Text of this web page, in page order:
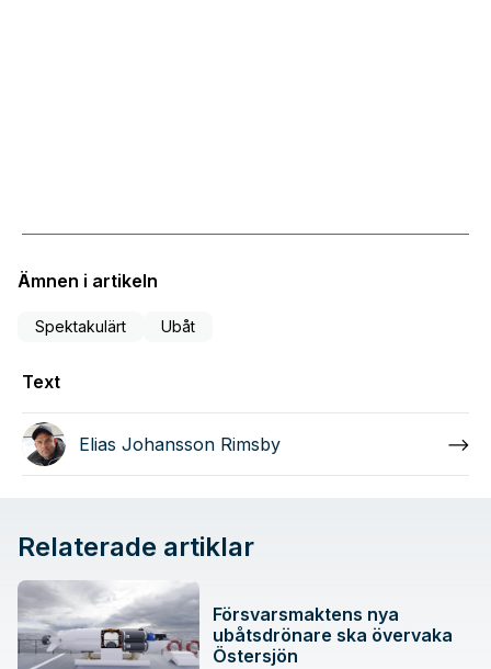
Ämnen i artikeln
Spektakulärt Ubåt
Text
Elias Johansson Rimsby
Relaterade artiklar
Försvarsmaktens nya
ubåtsdrönare ska övervaka
Östersjön